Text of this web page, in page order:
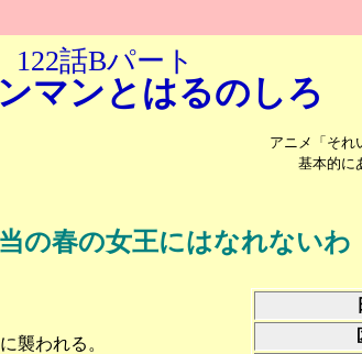
122話Bパート
マンと はるのしろ
アニメ「それ
基本的に
の春の女王にはなれないわ
襲われる。